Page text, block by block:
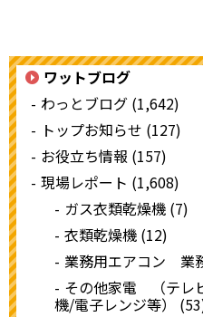
ワットブログ
わっとブログ (1,642)
トップお知らせ (127)
お役立ち情報 (157)
現場レポート (1,608)
ガス衣類乾燥機 (7)
衣類乾燥機 (12)
業務用エアコン 業
その他家電 （テレ
機/電子レンジ等）